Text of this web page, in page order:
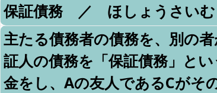
保証債務 ／ ほしょうさいむ
主たる債務者の債務を、別の
証人の債務を「保証債務」と
金をし、Aの友人であるCがそ